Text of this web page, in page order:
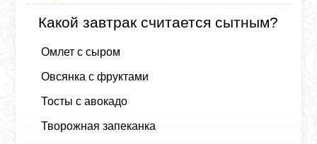
Какой завтрак считается сытным?
Омлет с сыром
Овсянка с фруктами
Тосты с авокадо
Творожная запеканка